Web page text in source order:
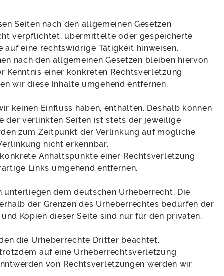
Seiten nach den allgemeinen Gesetzen
verpflichtet, übermittelte oder gespeicherte
auf eine rechtswidrige Tätigkeit hinweisen.
nach den allgemeinen Gesetzen bleiben hiervon
einer konkreten Rechtsverletzung
wir diese Inhalte umgehend entfernen.
keinen Einfluss haben, enthalten. Deshalb können
der verlinkten Seiten ist stets der jeweilige
zum Zeitpunkt der Verlinkung auf mögliche
nicht erkennbar.
Anhaltspunkte einer Rechtsverletzung
Links umgehend entfernen.
dem deutschen Urheberrecht. Die
der Grenzen des Urheberrechtes bedürfen der
Kopien dieser Seite sind nur für den privaten,
die Urheberrechte Dritter beachtet.
auf eine Urheberrechtsverletzung
von Rechtsverletzungen werden wir